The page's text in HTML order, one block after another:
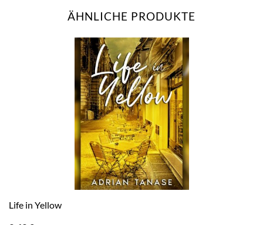
ÄHNLICHE PRODUKTE
Life in Yellow